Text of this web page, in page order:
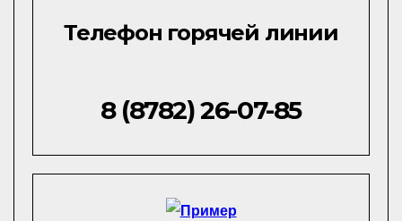
Телефон горячей линии
8 (8782) 26-07-85